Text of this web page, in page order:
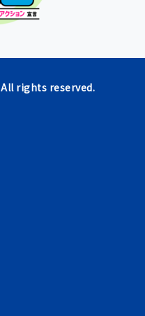
All rights reserved.